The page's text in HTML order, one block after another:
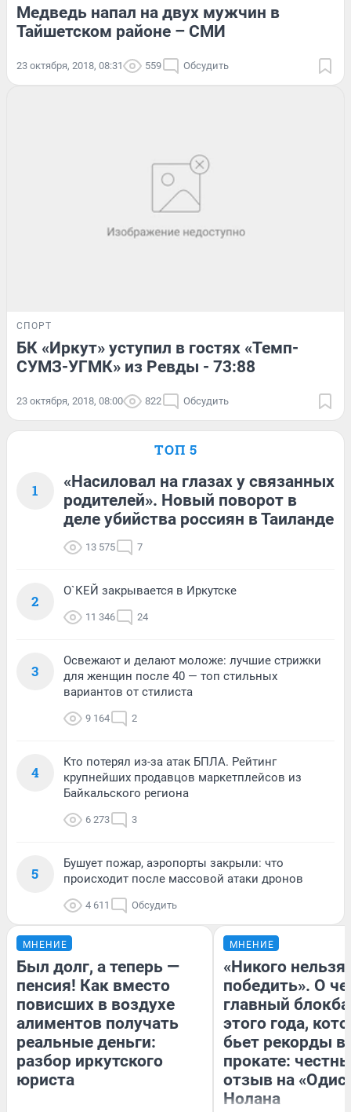
Медведь напал на двух мужчин в
Тайшетском районе – СМИ
23 октября, 2018, 08:31 559 Обсудить
СПОРТ
БК «Иркут» уступил в гостях «Темп-
СУМЗ-УГМК» из Ревды - 73:88
23 октября, 2018, 08:00 822 Обсудить
ТОП 5
1
«Насиловал на глазах у связанных
родителей». Новый поворот в
деле убийства россиян в Таиланде
13 575 7
2
О`КЕЙ закрывается в Иркутске
11 346 24
3
Освежают и делают моложе: лучшие стрижки
для женщин после 40 — топ стильных
вариантов от стилиста
9 164 2
4
Кто потерял из-за атак БПЛА. Рейтинг
крупнейших продавцов маркетплейсов из
Байкальского региона
6 273 3
5
Бушует пожар, аэропорты закрыли: что
происходит после массовой атаки дронов
4 611 Обсудить
МНЕНИЕ
Был долг, а теперь —
пенсия! Как вместо
повисших в воздухе
алиментов получать
реальные деньги:
разбор иркутского
юриста
МНЕНИЕ
«Никого нельзя
победить». О
главный
этого года,
бьет рекорды в
прокате:
отзыв на
Нолана